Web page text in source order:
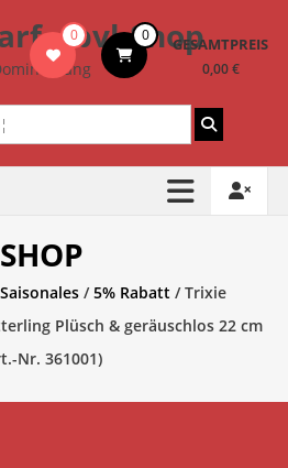
– bvl-Shop
Lang
0 0 GESAMTPREIS
0,00 €
SHOP
/5% Rabatt / Trixie
Plüsch & geräuschlos 22 cm
Nr. 361001)